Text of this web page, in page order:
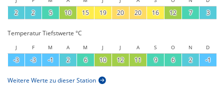
2 2 5 10 15 19 20 20 16 12 7 3
Temperatur Tiefstwerte °C
J F M A M J J A S O N D
-3 -3 -1 2 6 10 12 11 9 6 2 -1
Weitere Werte zu dieser Station